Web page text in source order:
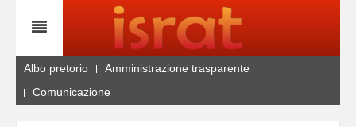
Albo pretorio
Amministrazione trasparente
Comunicazione